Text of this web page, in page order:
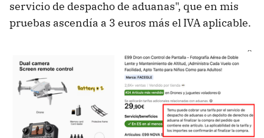
servicio de despacho de aduanas", que en mis
pruebas ascendía a 3 euros más el IVA aplicable.